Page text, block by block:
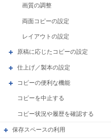
画質の調整
両面コピーの設定
レイアウトの設定
原稿に応じたコピーの設定
仕上げ／製本の設定
コピーの便利な機能
コピーを中止する
コピー状況や履歴を確認する
保存スペースの利用